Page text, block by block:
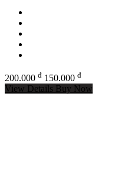
200.000 đ 150.000 đ
View Details Buy Now